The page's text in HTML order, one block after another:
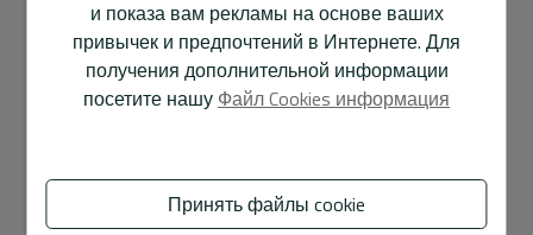
Документы, подтверждающие произведенные
платежи: Необходимо предоставить копии
переводов, выполненных в рамках цены покупки.
этот документ подтверждает состояние и ситуацию в
сообществе собственников.
и показа вам рекламы на основе ваших
привычек и предпочтений в Интернете. Для
получения дополнительной информации
посетите нашу Файл Cookies информация
Принять файлы cookie